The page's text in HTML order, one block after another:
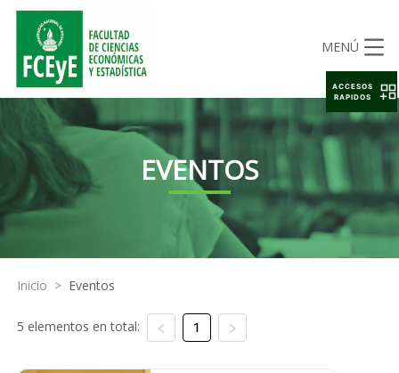
MENÚ
EVENTOS
Inicio > Eventos
5 elementos en total: 1
ACCESOS
RAPIDOS